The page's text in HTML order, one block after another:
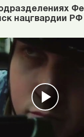
нацгвардии РФ